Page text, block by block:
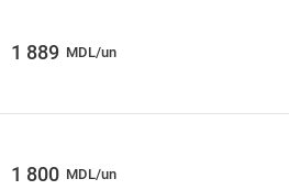
1 889 MDL/un
1 800 MDL/un